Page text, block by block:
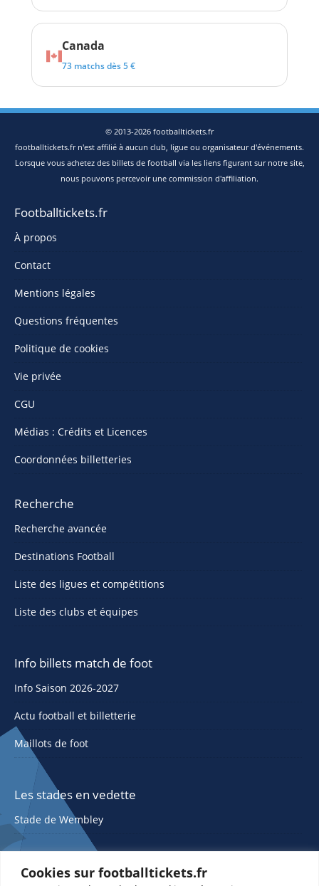
Cookies sur footballtickets.fr
Canada
73 matchs dès 5 €
© 2013-2026 footballtickets.fr
footballtickets.fr n'est affilié à aucun club, ligue ou organisateur d'événements.
Lorsque vous achetez des billets de football via les liens figurant sur notre site,
nous pouvons percevoir une commission d'affiliation.
Footballtickets.fr
À propos
Contact
Mentions légales
Questions fréquentes
Politique de cookies
Vie privée
CGU
Médias : Crédits et Licences
Coordonnées billetteries
Recherche
Recherche avancée
Destinations Football
Liste des ligues et compétitions
Liste des clubs et équipes
Info billets match de foot
Info Saison 2026-2027
Actu football et billetterie
Maillots de foot
Les stades en vedette
Stade de Wembley